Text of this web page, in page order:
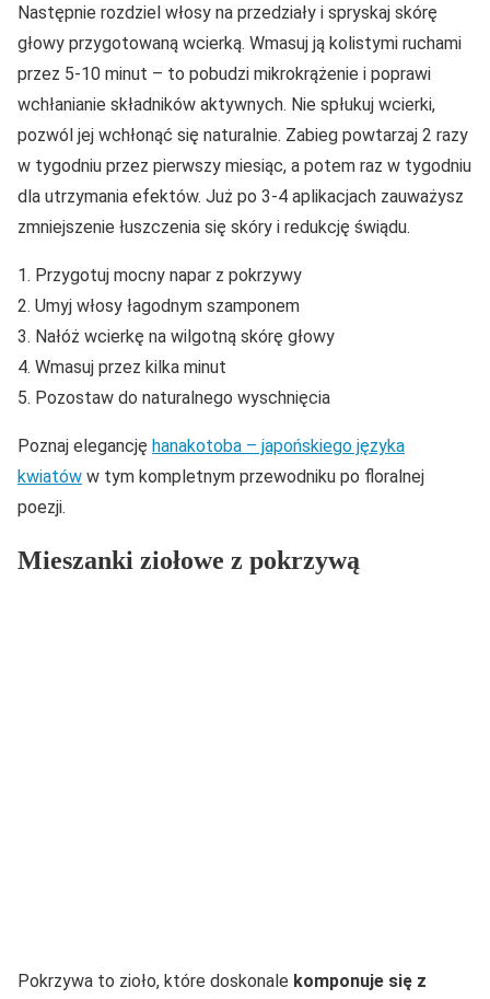
Następnie rozdziel włosy na przedziały i spryskaj skórę
głowy przygotowaną wcierką. Wmasuj ją kolistymi ruchami
przez 5-10 minut – to pobudzi mikrokrążenie i poprawi
wchłanianie składników aktywnych. Nie spłukuj wcierki,
pozwól jej wchłonąć się naturalnie. Zabieg powtarzaj 2 razy
w tygodniu przez pierwszy miesiąc, a potem raz w tygodniu
dla utrzymania efektów. Już po 3-4 aplikacjach zauważysz
zmniejszenie łuszczenia się skóry i redukcję świądu.
Przygotuj mocny napar z pokrzywy
Umyj włosy łagodnym szamponem
Nałóż wcierkę na wilgotną skórę głowy
Wmasuj przez kilka minut
Pozostaw do naturalnego wyschnięcia
Poznaj elegancję hanakotoba – japońskiego języka
kwiatów w tym kompletnym przewodniku po floralnej
poezji.
Mieszanki ziołowe z pokrzywą
Pokrzywa to zioło, które doskonale komponuje się z